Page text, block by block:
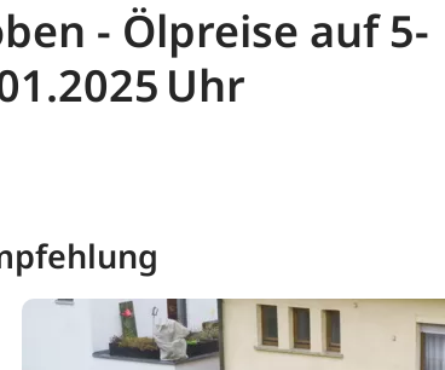
- Ölpreise auf 5-